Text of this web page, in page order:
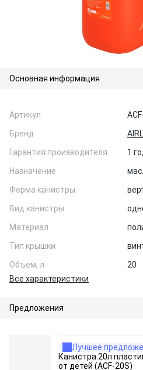
Основная информация
Артикул
Бренд
Гарантия производителя
1
Назначение
Форма канистры
Вид канистры
Материал
Тип крышки
Объем, л
20
Все характеристики
Предложения
Лучшее
Канистра 20л
от детей (ACF-20S)